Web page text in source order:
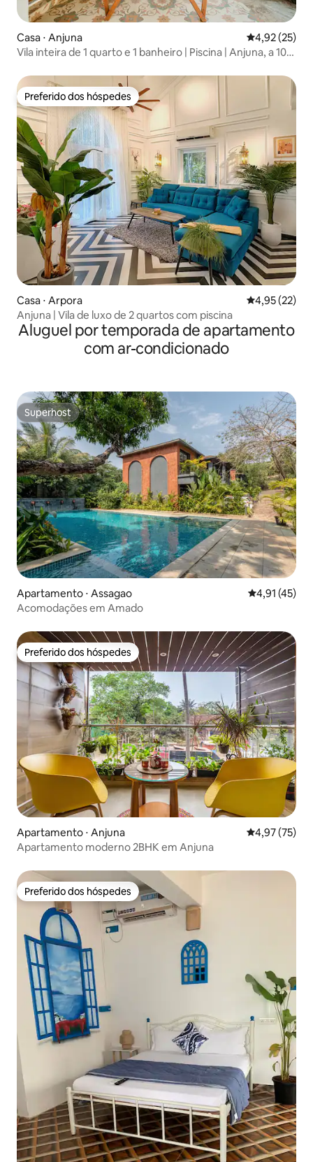
Casa ⋅ Anjuna 4,92 de uma
4,92 (25)
Vila inteira de 1 quarto e 1 banheiro | Piscina | Anjuna, a 10
Preferido dos hóspedes
Preferido dos hóspedes
Casa ⋅ Arpora 4,95 de uma
4,95 (22)
Anjuna | Vila de luxo de 2 quartos com piscina
Aluguel por temporada de apartamento
com ar-condicionado
Superhost
Superhost
Apartamento ⋅ Assagao 4,91 de uma
4,91 (45)
Acomodações em Amado
Preferido dos hóspedes
Preferido dos hóspedes
Apartamento ⋅ Anjuna 4,97 de uma
4,97 (75)
Apartamento moderno 2BHK em Anjuna
Preferido dos hóspedes
Preferido dos hóspedes